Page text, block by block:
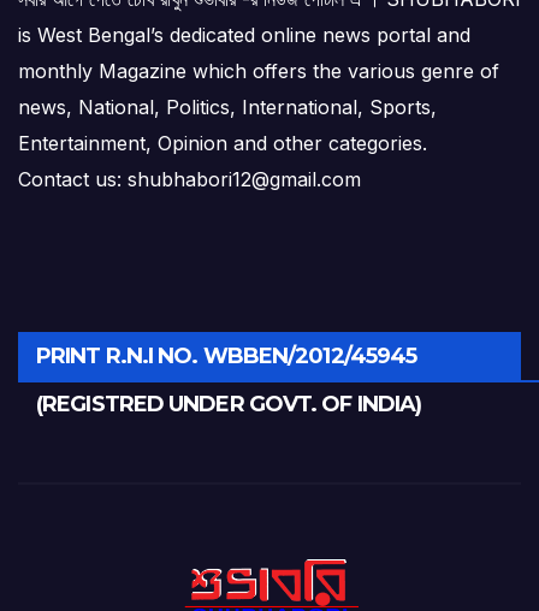
is West Bengal’s dedicated online news portal and
monthly Magazine which offers the various genre of
news, National, Politics, International, Sports,
Entertainment, Opinion and other categories.
Contact us: shubhabori12@gmail.com
PRINT R.N.I NO. WBBEN/2012/45945
(REGISTRED UNDER GOVT. OF INDIA)